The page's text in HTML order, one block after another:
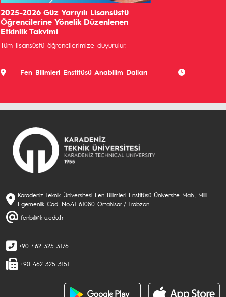
2025-2026 Güz Yarıyılı Lisansüstü
Öğrencilerine Yönelik Düzenlenen
Etkinlik Takvimi
Tüm lisansüstü öğrencilerimize duyurulur.
Fen Bilimleri Enstitüsü Anabilim Dalları
Karadeniz Teknik Üniversitesi Fen Bilimleri Enstitüsü Üniversite Mah., Milli
Egemenlik Cad. No:41 61080 Ortahisar / Trabzon
fenbil@ktu.edu.tr
+90 462 325 3176
+90 462 325 3151